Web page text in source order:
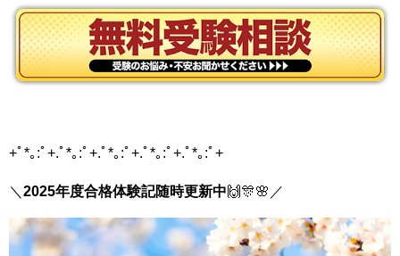
+ﾟ*｡:ﾟ+.ﾟ*｡:ﾟ+.ﾟ*｡:ﾟ+.ﾟ*｡:ﾟ+.ﾟ*｡:ﾟ+
＼ 2025年度合格体験記随時更新中 🙌 🎊🌸 ／